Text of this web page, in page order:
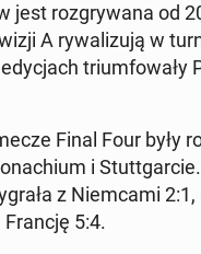
jest roz­gry­wa­na od
A ry­wa­li­zu­ją w
trium­fo­wa­ły
Final Four były
i Stut­t­gar­cie.
z Niem­ca­mi
Francję 5:4.